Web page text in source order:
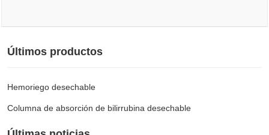
Últimos productos
Hemoriego desechable
Columna de absorción de bilirrubina desechable